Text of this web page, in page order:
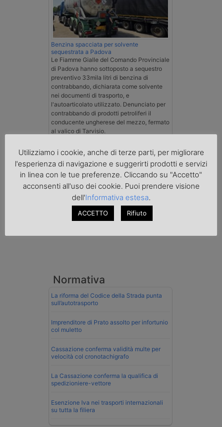
Benzina spacciata per solvente
sequestrata a Padova
Le Fiamme Gialle del Comando Provinciale
di Padova hanno sottoposto a sequestro
preventivo 33mila litri di benzina di
contrabbando, dichiarata come solvente
nei documenti di trasporto, e
l'autoarticolato utilizzato. Denunciato per
contrabbando di prodotti petroliferi il
conducente ungherese del mezzo, fermato
al valico di Tarvisio.
Transpotalk
Normativa
La riforma del Codice della Strada punta
sull’autotrasporto
Imprenditore di Prato assolto per infortunio
col muletto
Cassazione conferma validità multe per
velocità col cronotachigrafo
La Cassazione conferma la qualifica di
spedizioniere-vettore
Esenzione Iva nei trasporti internazionali
su tutta la filiera
Utilizziamo i cookie, anche di terze parti, per migliorare
l'esperienza di navigazione e suggerirti prodotti e servizi
in linea con le tue preferenze. Cliccando su "Accetto"
acconsenti all'uso dei cookie. Puoi prendere visione
dell'Informativa estesa.
ACCETTO Rifiuto